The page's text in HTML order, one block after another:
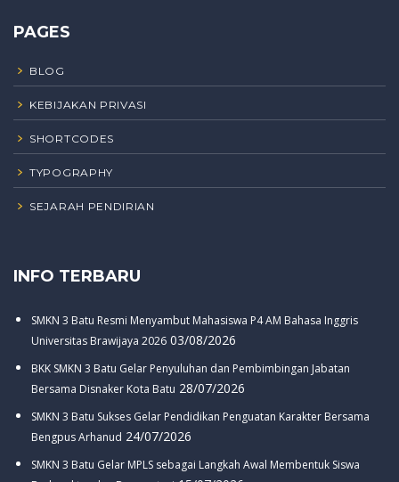
PAGES
BLOG
KEBIJAKAN PRIVASI
SHORTCODES
TYPOGRAPHY
SEJARAH PENDIRIAN
INFO TERBARU
SMKN 3 Batu Resmi Menyambut Mahasiswa P4 AM Bahasa Inggris
Universitas Brawijaya 2026 03/08/2026
BKK SMKN 3 Batu Gelar Penyuluhan dan Pembimbingan Jabatan
Bersama Disnaker Kota Batu 28/07/2026
SMKN 3 Batu Sukses Gelar Pendidikan Penguatan Karakter Bersama
Bengpus Arhanud 24/07/2026
SMKN 3 Batu Gelar MPLS sebagai Langkah Awal Membentuk Siswa